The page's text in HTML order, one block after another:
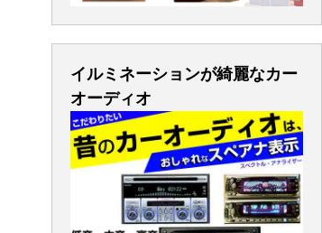
イルミネーションが綺麗なカー
オーディオ